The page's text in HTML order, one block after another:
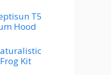
T5
Hood
Kit